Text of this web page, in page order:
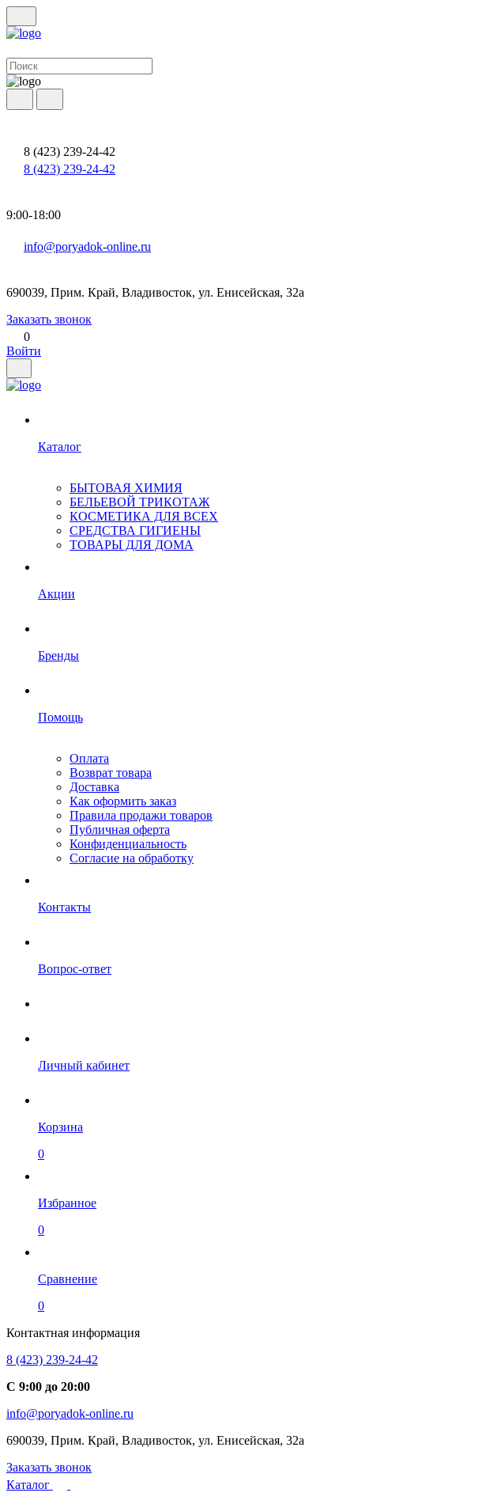
8 (423) 239-24-42
8 (423) 239-24-42
9:00-18:00
info@poryadok-online.ru
690039, Прим. Край, Владивосток, ул. Енисейская, 32а
Заказать звонок
0
Войти
Каталог
БЫТОВАЯ ХИМИЯ
БЕЛЬЕВОЙ ТРИКОТАЖ
КОСМЕТИКА ДЛЯ ВСЕХ
СРЕДСТВА ГИГИЕНЫ
ТОВАРЫ ДЛЯ ДОМА
Акции
Бренды
Помощь
Оплата
Возврат товара
Доставка
Как оформить заказ
Правила продажи товаров
Публичная оферта
Конфиденциальность
Согласие на обработку
Контакты
Вопрос-ответ
Личный кабинет
Корзина
0
Избранное
0
Сравнение
0
Контактная информация
8 (423) 239-24-42
С 9:00 до 20:00
info@poryadok-online.ru
690039, Прим. Край, Владивосток, ул. Енисейская, 32а
Заказать звонок
Каталог